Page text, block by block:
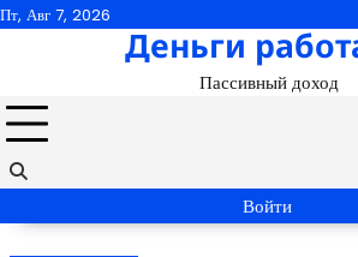
Перейти
Пт, Авг 7, 2026
Деньги
Пассивный доход
Войти